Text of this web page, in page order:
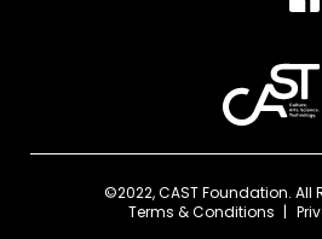
©2022, CAST Foundation. All
Terms & Conditions